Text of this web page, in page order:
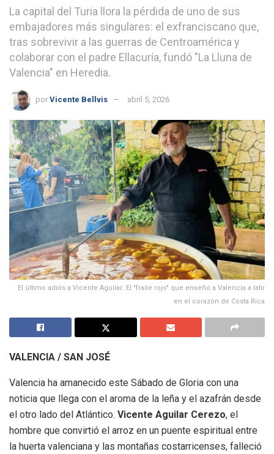
La capital del Turia llora la pérdida de uno de sus
embajadores más singulares: el exfranciscano que,
tras sobrevivir a las guerras de Centroamérica y
colaborar con el padre Ellacuría, fundó "La Lluna de
Valencia" en Heredia.
por Vicente Bellvis abril 5, 2026
El último adiós a Vicente Aguilar: El "fraile rojo" que enseñó a Valencia a latir
en el corazón de Costa Rica
VALENCIA / SAN JOSÉ
Valencia ha amanecido este Sábado de Gloria con una
noticia que llega con el aroma de la leña y el azafrán desde
el otro lado del Atlántico. Vicente Aguilar Cerezo, el
hombre que convirtió el arroz en un puente espiritual entre
la huerta valenciana y las montañas costarricenses, falleció